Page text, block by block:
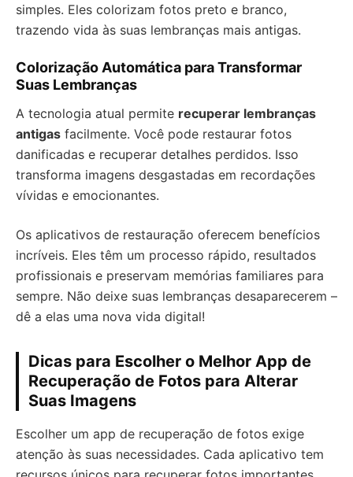
simples. Eles colorizam fotos preto e branco,
trazendo vida às suas lembranças mais antigas.
Colorização Automática para Transformar
Suas Lembranças
A tecnologia atual permite recuperar lembranças
antigas facilmente. Você pode restaurar fotos
danificadas e recuperar detalhes perdidos. Isso
transforma imagens desgastadas em recordações
vívidas e emocionantes.
Os aplicativos de restauração oferecem benefícios
incríveis. Eles têm um processo rápido, resultados
profissionais e preservam memórias familiares para
sempre. Não deixe suas lembranças desaparecerem –
dê a elas uma nova vida digital!
Dicas para Escolher o Melhor App de
Recuperação de Fotos para Alterar
Suas Imagens
Escolher um app de recuperação de fotos exige
atenção às suas necessidades. Cada aplicativo tem